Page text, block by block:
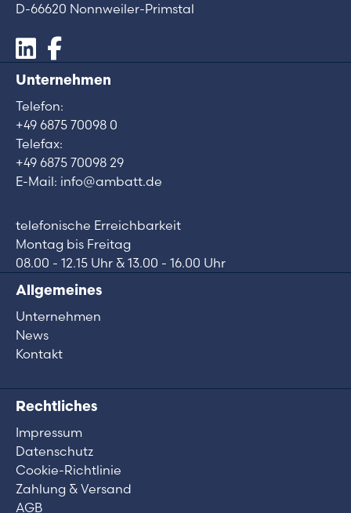
D-66620 Nonnweiler-Primstal
Unternehmen
Telefon:
+49 6875 70098 0
Telefax:
+49 6875 70098 29
E-Mail: info@ambatt.de
telefonische Erreichbarkeit
Montag bis Freitag
08.00 - 12.15 Uhr & 13.00 - 16.00 Uhr
Allgemeines
Unternehmen
News
Kontakt
Rechtliches
Impressum
Datenschutz
Cookie-Richtlinie
Zahlung & Versand
AGB